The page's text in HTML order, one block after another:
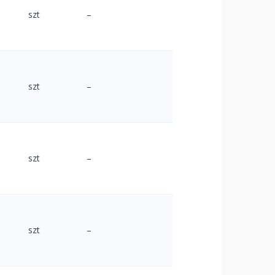
szt –
szt –
szt –
szt –